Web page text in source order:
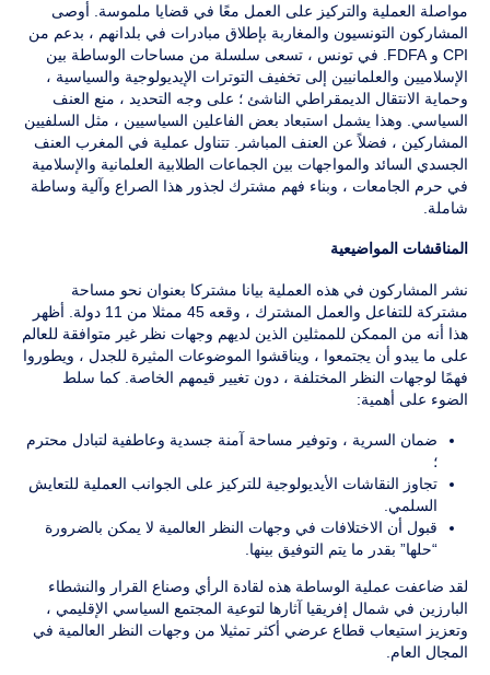
مواصلة العملية والتركيز على العمل معًا في قضايا ملموسة. أوصى
المشاركون التونسيون والمغاربة بإطلاق مبادرات في بلدانهم ، بدعم من
CPI و FDFA. في تونس ، تسعى سلسلة من مساحات الوساطة بين
الإسلاميين والعلمانيين إلى تخفيف التوترات الإيديولوجية والسياسية ،
وحماية الانتقال الديمقراطي الناشئ ؛ على وجه التحديد ، منع العنف
السياسي. وهذا يشمل استبعاد بعض الفاعلين السياسيين ، مثل السلفيين
المشاركين ، فضلاً عن العنف المباشر. تتناول عملية في المغرب العنف
الجسدي السائد والمواجهات بين الجماعات الطلابية العلمانية والإسلامية
في حرم الجامعات ، وبناء فهم مشترك لجذور هذا الصراع وآلية وساطة
شاملة.
المناقشات المواضيعية
نشر المشاركون في هذه العملية بيانا مشتركا بعنوان نحو مساحة
مشتركة للتفاعل والعمل المشترك ، وقعه 45 ممثلا من 11 دولة. أظهر
هذا أنه من الممكن للممثلين الذين لديهم وجهات نظر غير متوافقة للعالم
على ما يبدو أن يجتمعوا ، ويناقشوا الموضوعات المثيرة للجدل ، ويطوروا
فهمًا لوجهات النظر المختلفة ، دون تغيير قيمهم الخاصة. كما سلط
الضوء على أهمية:
ضمان السرية ، وتوفير مساحة آمنة جسدية وعاطفية لتبادل محترم
؛
تجاوز النقاشات الأيديولوجية للتركيز على الجوانب العملية للتعايش
السلمي.
قبول أن الاختلافات في وجهات النظر العالمية لا يمكن بالضرورة
“حلها” بقدر ما يتم التوفيق بينها.
لقد ضاعفت عملية الوساطة هذه لقادة الرأي وصناع القرار والنشطاء
البارزين في شمال إفريقيا آثارها لتوعية المجتمع السياسي الإقليمي ،
وتعزيز استيعاب قطاع عرضي أكثر تمثيلا من وجهات النظر العالمية في
المجال العام.